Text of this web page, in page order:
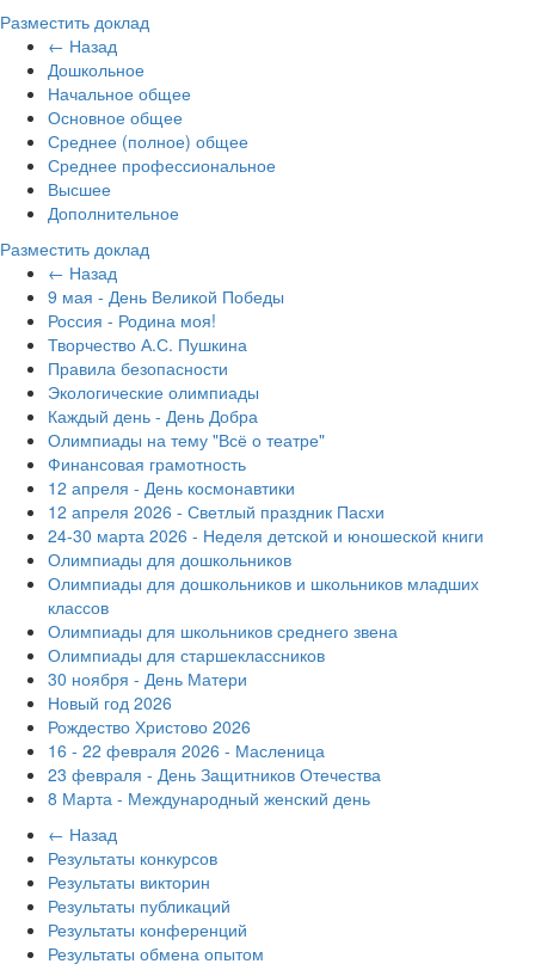
Разместить доклад
← Назад
Дошкольное
Начальное общее
Основное общее
Среднее (полное) общее
Среднее профессиональное
Высшее
Дополнительное
Разместить доклад
← Назад
9 мая - День Великой Победы
Россия - Родина моя!
Творчество А.С. Пушкина
Правила безопасности
Экологические олимпиады
Каждый день - День Добра
Олимпиады на тему "Всё о театре"
Финансовая грамотность
12 апреля - День космонавтики
12 апреля 2026 - Светлый праздник Пасхи
24-30 марта 2026 - Неделя детской и юношеской книги
Олимпиады для дошкольников
Олимпиады для дошкольников и школьников младших
классов
Олимпиады для школьников среднего звена
Олимпиады для старшеклассников
30 ноября - День Матери
Новый год 2026
Рождество Христово 2026
16 - 22 февраля 2026 - Масленица
23 февраля - День Защитников Отечества
8 Марта - Международный женский день
← Назад
Результаты конкурсов
Результаты викторин
Результаты публикаций
Результаты конференций
Результаты обмена опытом